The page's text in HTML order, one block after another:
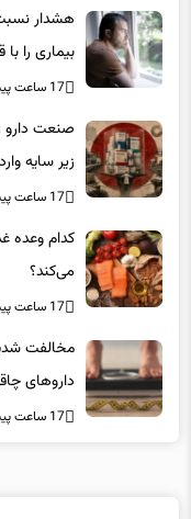
بیماری را
17 ساعت پیش
صنعت دارو
زیر سایه
«کشور سه
17 ساعت پیش
کدام وعده
می‌کند؟
17 ساعت پیش
مخالفت
داروهای
17 ساعت پیش